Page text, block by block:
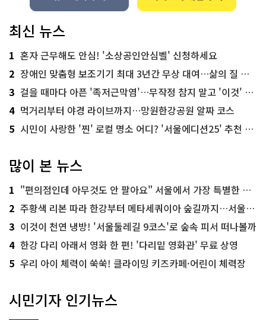
최신 뉴스
1 혼자 근무해도 안심! '소상공인안심벨' 신청하세요
2 장애인 맞춤형 보조기기 최대 3년간 무상 대여…삶의 질 높인다
3 걸을 때마다 아픈 '족저근막염'…무작정 참지 말고 '이것' 해보세요!
4 먹거리부터 야경 라이브까지…망원한강공원 알짜 코스
5 시민이 사랑한 '찐' 로컬 명소 어디? '서울에디션25' 추천 코스
많이 본 뉴스
1 "편의점인데 아무것도 안 팔아요" 서울에서 가장 특별한 편의점의 정체
2 주황색 리본 따라 한강부터 메타세쿼이아 숲길까지…서울둘레길 15코스
3 이것이 천연 냉방! '서울둘레길 9코스'로 숲속 피서 떠나볼까
4 한강 다리 아래서 영화 한 편! '다리밑 영화관' 무료 상영
5 우리 아이 체력이 쑥쑥! 클라이밍 키즈카페·어린이 체력장
시민기자 인기뉴스